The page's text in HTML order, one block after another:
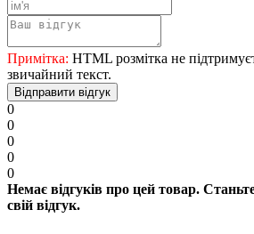
Примітка: HTML розмітка не
звичайний текст.
Відправити відгук
0
0
0
0
0
Немає відгуків про цей товар.
свій відгук.